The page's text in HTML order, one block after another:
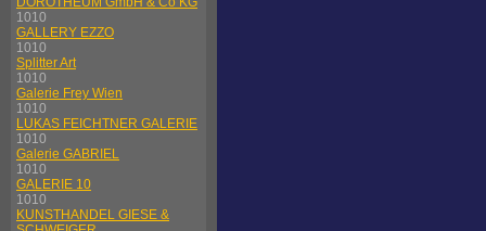
1010
GALLERY EZZO
1010
Splitter Art
1010
Galerie Frey Wien
1010
LUKAS FEICHTNER GALERIE
1010
Galerie GABRIEL
1010
GALERIE 10
1010
KUNSTHANDEL GIESE &